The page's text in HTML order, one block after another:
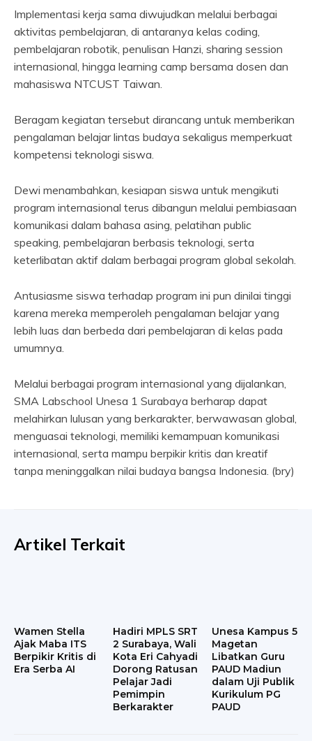
Implementasi kerja sama diwujudkan melalui berbagai
aktivitas pembelajaran, di antaranya kelas coding,
pembelajaran robotik, penulisan Hanzi, sharing session
internasional, hingga learning camp bersama dosen dan
mahasiswa NTCUST Taiwan.
Beragam kegiatan tersebut dirancang untuk memberikan
pengalaman belajar lintas budaya sekaligus memperkuat
kompetensi teknologi siswa.
Dewi menambahkan, kesiapan siswa untuk mengikuti
program internasional terus dibangun melalui pembiasaan
komunikasi dalam bahasa asing, pelatihan public
speaking, pembelajaran berbasis teknologi, serta
keterlibatan aktif dalam berbagai program global sekolah.
Antusiasme siswa terhadap program ini pun dinilai tinggi
karena mereka memperoleh pengalaman belajar yang
lebih luas dan berbeda dari pembelajaran di kelas pada
umumnya.
Melalui berbagai program internasional yang dijalankan,
SMA Labschool Unesa 1 Surabaya berharap dapat
melahirkan lulusan yang berkarakter, berwawasan global,
menguasai teknologi, memiliki kemampuan komunikasi
internasional, serta mampu berpikir kritis dan kreatif
tanpa meninggalkan nilai budaya bangsa Indonesia. (bry)
Artikel Terkait
Wamen Stella
Ajak Maba ITS
Berpikir Kritis di
Era Serba AI
Hadiri MPLS SRT
2 Surabaya, Wali
Kota Eri Cahyadi
Dorong Ratusan
Pelajar Jadi
Pemimpin
Berkarakter
Unesa Kampus 5
Magetan
Libatkan Guru
PAUD Madiun
dalam Uji Publik
Kurikulum PG
PAUD